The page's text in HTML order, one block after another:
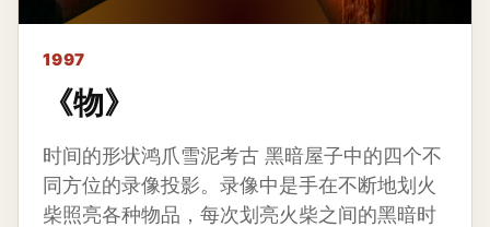
1997
《物》
时间的形状鸿爪雪泥考古 黑暗屋子中的四个不
同方位的录像投影。录像中是手在不断地划火
柴照亮各种物品，每次划亮火柴之间的黑暗时